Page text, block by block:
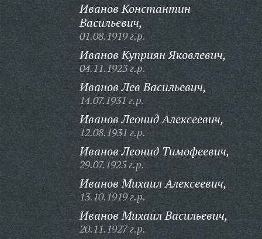
Иванов Константин
Васильевич,
01.08.1919 г.р.
Иванов Куприян Яковлевич,
04.11.1923 г.р.
Иванов Лев Васильевич,
14.07.1931 г.р.
Иванов Леонид Алексеевич,
12.08.1931 г.р.
Иванов Леонид Тимофеевич,
29.07.1925 г.р.
Иванов Михаил Алексеевич,
13.10.1919 г.р.
Иванов Михаил Васильевич,
20.11.1927 г.р.